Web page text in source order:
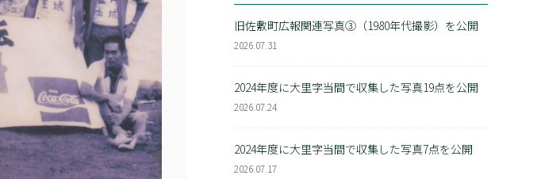
旧佐敷町広報関連写真③（1980年代撮影）を公開
2026.07.31
2024年度に大里字当間で収集した写真19点を公開
2026.07.24
2024年度に大里字当間で収集した写真7点を公開
2026.07.17